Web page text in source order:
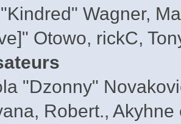
Wagner,
Otowo, rickC,
"Dzonny"
Robert., Akyhne